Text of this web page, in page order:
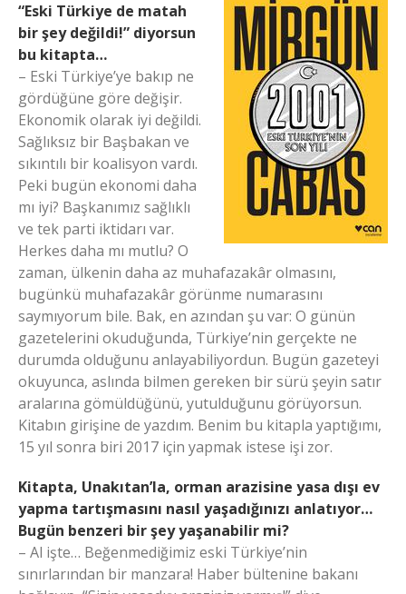
“Eski Türkiye de matah
bir şey değildi!” diyorsun
bu kitapta…
– Eski Türkiye’ye bakıp ne
gördüğüne göre değişir.
Ekonomik olarak iyi değildi.
Sağlıksız bir Başbakan ve
sıkıntılı bir koalisyon vardı.
Peki bugün ekonomi daha
mı iyi? Başkanımız sağlıklı
ve tek parti iktidarı var.
Herkes daha mı mutlu? O
zaman, ülkenin daha az muhafazakâr olmasını,
bugünkü muhafazakâr görünme numarasını
saymıyorum bile. Bak, en azından şu var: O günün
gazetelerini okuduğunda, Türkiye’nin gerçekte ne
durumda olduğunu anlayabiliyordun. Bugün gazeteyi
okuyunca, aslında bilmen gereken bir sürü şeyin satır
aralarına gömüldüğünü, yutulduğunu görüyorsun.
Kitabın girişine de yazdım. Benim bu kitapla yaptığımı,
15 yıl sonra biri 2017 için yapmak istese işi zor.
Kitapta, Unakıtan’la, orman arazisine yasa dışı ev
yapma tartışmasını nasıl yaşadığınızı anlatıyor…
Bugün benzeri bir şey yaşanabilir mi?
– Al işte… Beğenmediğimiz eski Türkiye’nin
sınırlarından bir manzara! Haber bültenine bakanı